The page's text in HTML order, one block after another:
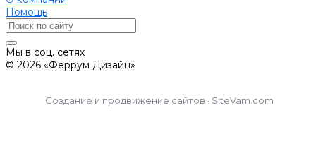
Помощь
Мы в соц. сетях
© 2026 «Феррум Дизайн»
Создание и продвижение сайтов · SiteVam.com